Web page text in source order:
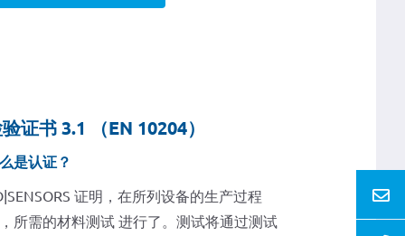
证书 3.1 （EN 10204）
是认证？
证明，在所列设备的生产过程
所需的材料测试 进行了。测试将通过测试